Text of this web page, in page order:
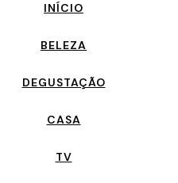
INÍCIO
BELEZA
DEGUSTAÇÃO
CASA
TV